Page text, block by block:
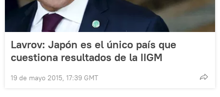
Lavrov: Japón es el único país que
cuestiona resultados de la IIGM
19 de mayo 2015, 17:39 GMT